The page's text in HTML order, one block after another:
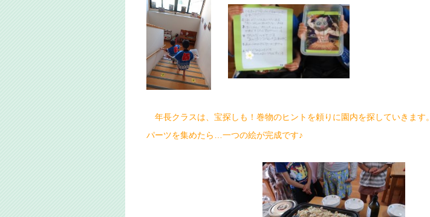
年長クラスは、宝探しも！巻物のヒントを頼りに園内を探していきます。
パーツを集めたら… 一つの絵が完成です♪